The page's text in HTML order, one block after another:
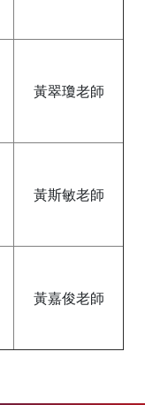
黃翠瓊老師
黃斯敏老師
黃嘉俊老師